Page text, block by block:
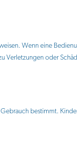
Wenn eine
Verletzungen oder
bestimmt.